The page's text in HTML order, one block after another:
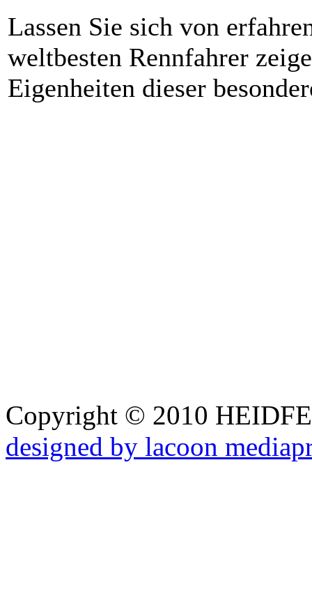
Lassen Sie sich von
weltbesten Rennfahrer
Eigenheiten dieser
Copyright © 2010
designed by lacoon